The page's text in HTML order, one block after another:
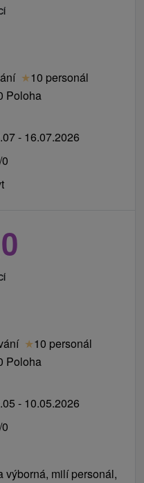
★10 personál
Poloha
- 16.07.2026
★10 personál
Poloha
- 10.05.2026
výborná, milí personál,